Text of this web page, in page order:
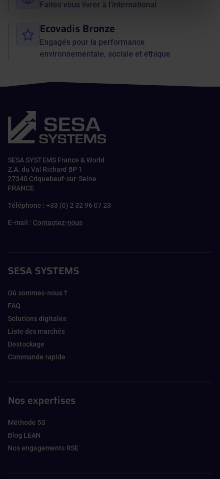
Faites vous livrer à l'international
Ecovadis Bronze
Engagés pour la performance
environnementale, sociale et éthique
SESA SYSTEMS France & World
Z.A. du Val Richard BP 1
27340 Criquebeuf-sur-Seine
FRANCE
Téléphone : +33 (0) 2 32 96 07 23
E-mail : Contactez-nous
SESA SYSTEMS
Où sommes-nous ?
FAQ
Solutions digitales
Liste des marchés
Destockage
Commande rapide
Nos expertises
Méthode 5S
Blog LEAN
Nos engagements RSE